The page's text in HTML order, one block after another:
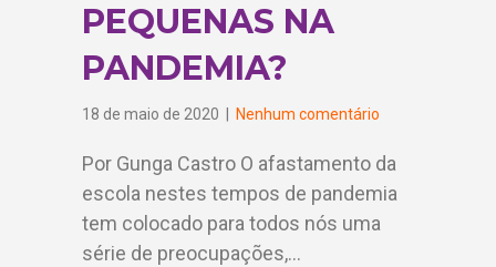
PEQUENAS NA
PANDEMIA?
18 de maio de 2020 Nenhum comentário
Por Gunga Castro O afastamento da
escola nestes tempos de pandemia
tem colocado para todos nós uma
série de preocupações,…